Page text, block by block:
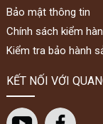
Bảo mật thông tin
Chính sách kiểm
Kiểm tra bảo hành
KẾT NỐI VỚI